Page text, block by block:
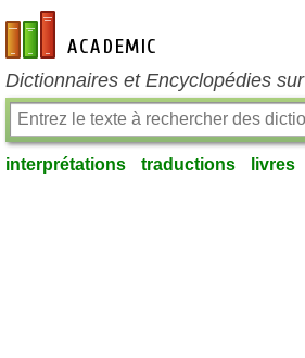
fr-academic.com
Dictionnaires et Encyclopédies
interprétations traductions livres